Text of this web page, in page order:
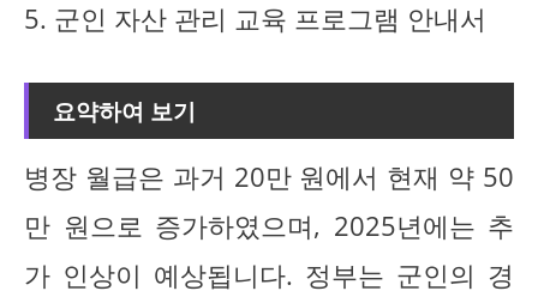
5. 군인 자산 관리 교육 프로그램 안내서
요약하여 보기
병장 월급은 과거 20만 원에서 현재 약 50
만 원으로 증가하였으며, 2025년에는 추
가 인상이 예상됩니다. 정부는 군인의 경